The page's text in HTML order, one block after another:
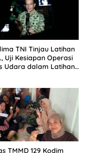
TNI Tinjau Latihan
Uji Kesiapan Operasi
Udara dalam Latihan
TMMD 129 Kodim